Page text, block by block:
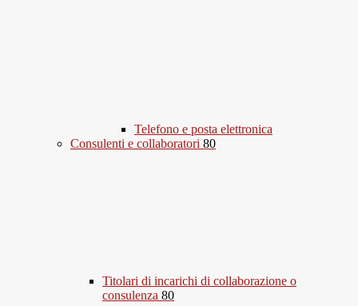
Telefono e posta elettronica
Consulenti e collaboratori 80
Titolari di incarichi di collaborazione o
consulenza 80